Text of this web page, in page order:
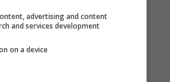
e Francesco
Tra i suoi
LIV Golf.
advertising and content
and services development
on a device